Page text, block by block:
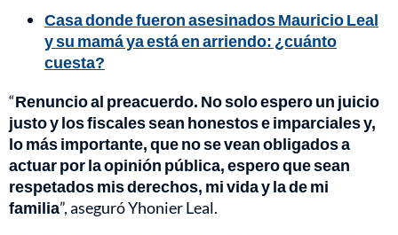
Casa donde fueron asesinados Mauricio Leal
y su mamá ya está en arriendo: ¿cuánto
cuesta?
“Renuncio al preacuerdo. No solo espero un juicio
justo y los fiscales sean honestos e imparciales y,
lo más importante, que no se vean obligados a
actuar por la opinión pública, espero que sean
respetados mis derechos, mi vida y la de mi
familia”, aseguró Yhonier Leal.